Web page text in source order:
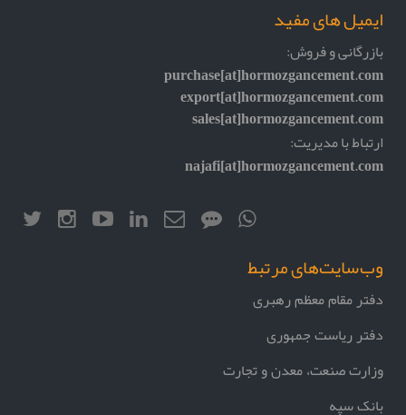
ایمیل های مفید
بازرگانی و فروش:
purchase[at]hormozgancement.com
export[at]hormozgancement.com
sales[at]hormozgancement.com
ارتباط با مدیریت:
najafi[at]hormozgancement.com
وب‌سایت‌های مرتبط
دفتر مقام معظم رهبری
دفتر ریاست جمهوری
وزارت صنعت، معدن و تجارت
بانک سپه